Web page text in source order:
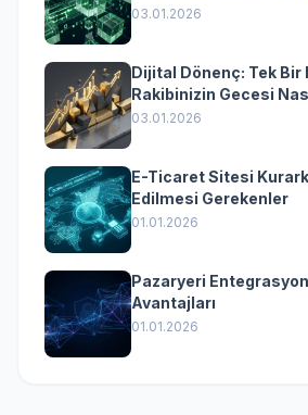
Dönüşümün Kurumsal
03.01.2026
Dijital Dönenç: Tek Bir
Rakibinizin Gecesi
(Kurumsal Yazılımın
03.01.2026
E-Ticaret Sitesi
Edilmesi Gerekenler
01.01.2026
Pazaryeri
Avantajları
01.01.2026